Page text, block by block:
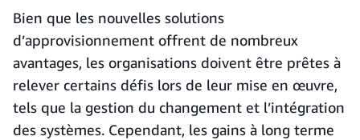
Bien que les nouvelles solutions
d’approvisionnement offrent de nombreux
avantages, les organisations doivent être prêtes à
relever certains défis lors de leur mise en œuvre,
tels que la gestion du changement et l’intégration
des systèmes. Cependant, les gains à long terme